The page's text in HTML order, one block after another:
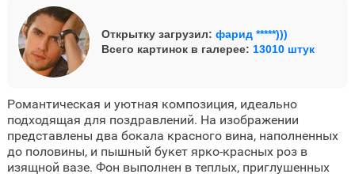
Открытку загрузил: фарид *****)))
Всего картинок в галерее: 13010 штук
Романтическая и уютная композиция, идеально
подходящая для поздравлений. На изображении
представлены два бокала красного вина, наполненных
до половины, и пышный букет ярко-красных роз в
изящной вазе. Фон выполнен в теплых, приглушенных